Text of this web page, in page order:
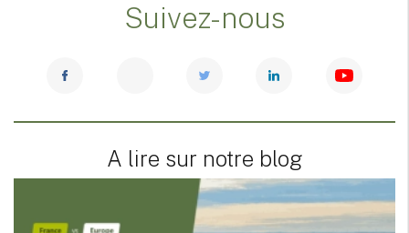
Suivez-nous
A lire sur notre blog